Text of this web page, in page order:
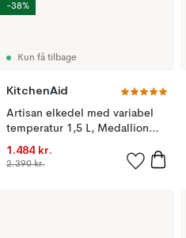
Kun få tilbage
KitchenAid
Artisan elkedel med variabel
temperatur 1,5 L, Medallion
silver
1.484 kr.
2.390 kr.
-38%